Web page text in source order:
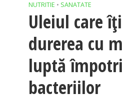
NUTRITIE • SANATATE
Uleiul care
durerea cu
luptă
bacteriilor